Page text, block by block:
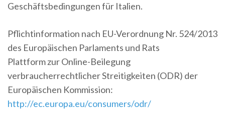
Geschäftsbedingungen für Italien.
Pflichtinformation nach EU-Verordnung Nr. 524/2013
des Europäischen Parlaments und Rats
Plattform zur Online-Beilegung
verbraucherrechtlicher Streitigkeiten (ODR) der
Europäischen Kommission:
http://ec.europa.eu/consumers/odr/